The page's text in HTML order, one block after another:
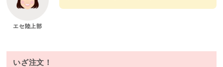
エセ陸上部
いざ注文！